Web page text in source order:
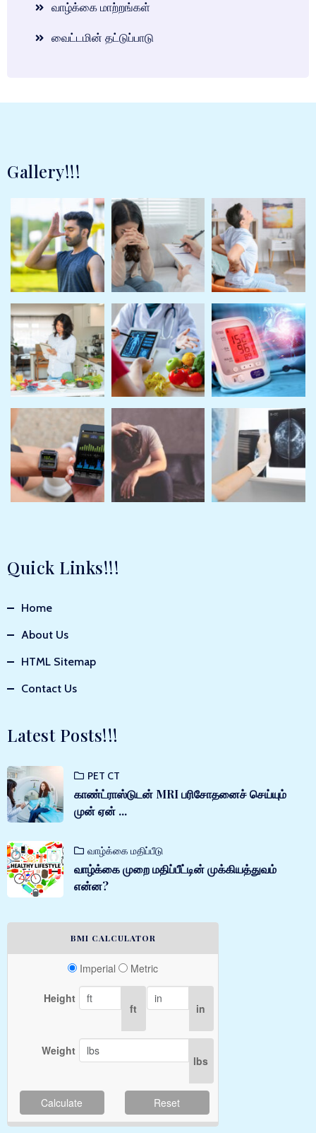
வாழ்க்கை மாற்றங்கள்
வைட்டமின் தட்டுப்பாடு
Gallery!!!
Quick Links!!!
Home
About Us
HTML Sitemap
Contact Us
Latest Posts!!!
PET CT
காண்ட்ராஸ்டுடன் MRI பரிசோதனைச் செய்யும்
முன் ஏன் ...
வாழ்க்கை மதிப்பீடு
வாழ்க்கை முறை மதிப்பீட்டின் முக்கியத்துவம்
என்ன?
BMI CALCULATOR
Imperial Metric
Height
ft in
Weight
lbs
Calculate Reset